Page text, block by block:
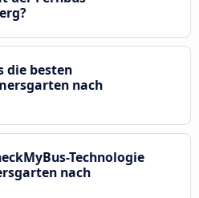
die besten
nach
Technologie
nach